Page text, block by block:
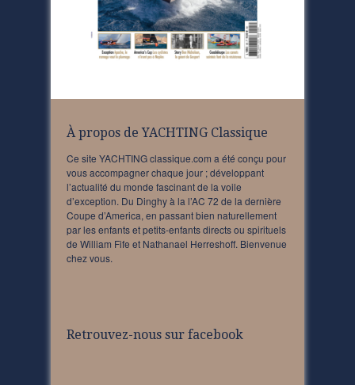
À propos de YACHTING Classique
Ce site YACHTING classique.com a été conçu pour
vous accompagner chaque jour ; développant
l’actualité du monde fascinant de la voile
d’exception. Du Dinghy à la l’AC 72 de la dernière
Coupe d’America, en passant bien naturellement
par les enfants et petits-enfants directs ou spirituels
de William Fife et Nathanael Herreshoff. Bienvenue
chez vous.
Retrouvez-nous sur facebook